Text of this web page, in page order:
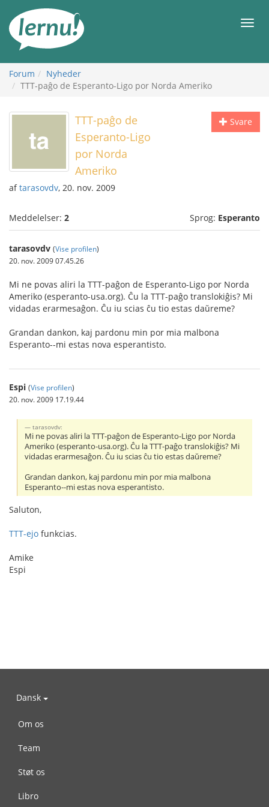
indholdet
Forum
Nyheder
TTT-paĝo de Esperanto-Ligo por Norda Ameriko
Svare
TTT-paĝo de
Esperanto-Ligo
por Norda
Ameriko
aftarasovdv, 20. nov. 2009
Meddelelser: 2 Sprog: Esperanto
tarasovdv (Vise profilen)
20. nov. 2009 07.45.26
Mi ne povas aliri la TTT-paĝon de Esperanto-Ligo por Norda
Ameriko (esperanto-usa.org). Ĉu la TTT-paĝo translokiĝis? Mi
vidadas erarmesaĝon. Ĉu iu scias ĉu tio estas daŭreme?
Grandan dankon, kaj pardonu min por mia malbona
Esperanto--mi estas nova esperantisto.
Espi (Vise profilen)
20. nov. 2009 17.19.44
tarasovdv:
Mi ne povas aliri la TTT-paĝon de Esperanto-Ligo por Norda
Ameriko (esperanto-usa.org). Ĉu la TTT-paĝo translokiĝis? Mi
vidadas erarmesaĝon. Ĉu iu scias ĉu tio estas daŭreme?
Grandan dankon, kaj pardonu min por mia malbona
Esperanto--mi estas nova esperantisto.
Saluton,
TTT-ejo funkcias.
Amike
Espi
Dansk
Om os
Team
Støt os
Libro